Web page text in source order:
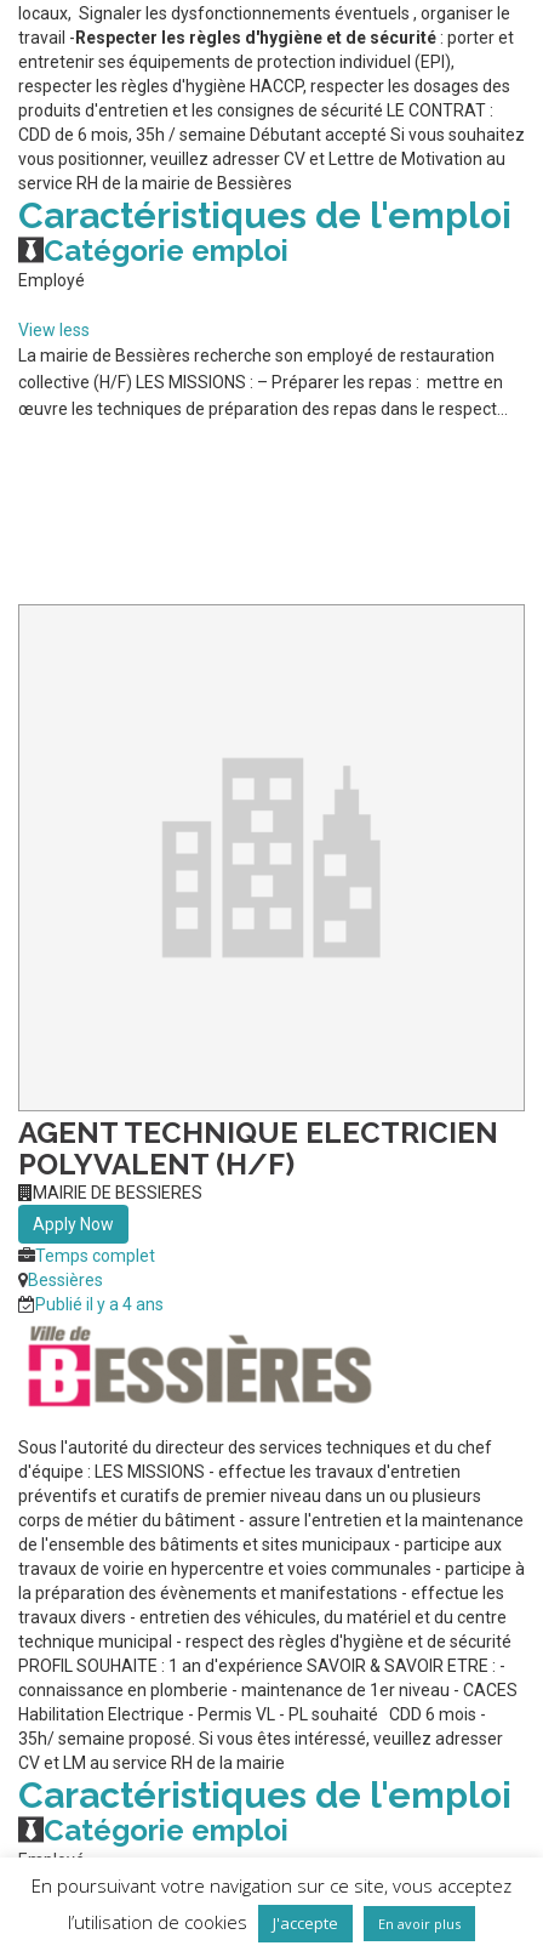
locaux, Signaler les dysfonctionnements éventuels , organiser le
travail - Respecter les règles d'hygiène et de sécurité : porter et
entretenir ses équipements de protection individuel (EPI),
respecter les règles d'hygiène HACCP, respecter les dosages des
produits d'entretien et les consignes de sécurité LE CONTRAT :
CDD de 6 mois, 35h / semaine Débutant accepté Si vous souhaitez
vous positionner, veuillez adresser CV et Lettre de Motivation au
service RH de la mairie de Bessières
Caractéristiques de l'emploi
Catégorie emploi
Employé
View less
La mairie de Bessières recherche son employé de restauration
collective (H/F) LES MISSIONS : – Préparer les repas : mettre en
œuvre les techniques de préparation des repas dans le respect...
AGENT TECHNIQUE ELECTRICIEN
POLYVALENT (H/F)
MAIRIE DE BESSIERES
Apply Now
Temps complet
Bessières
Publié il y a 4 ans
Sous l'autorité du directeur des services techniques et du chef
d'équipe : LES MISSIONS - effectue les travaux d'entretien
préventifs et curatifs de premier niveau dans un ou plusieurs
corps de métier du bâtiment - assure l'entretien et la maintenance
de l'ensemble des bâtiments et sites municipaux - participe aux
travaux de voirie en hypercentre et voies communales - participe à
la préparation des évènements et manifestations - effectue les
travaux divers - entretien des véhicules, du matériel et du centre
technique municipal - respect des règles d'hygiène et de sécurité
PROFIL SOUHAITE : 1 an d'expérience SAVOIR & SAVOIR ETRE : -
connaissance en plomberie - maintenance de 1er niveau - CACES
Habilitation Electrique - Permis VL - PL souhaité CDD 6 mois -
35h/ semaine proposé. Si vous êtes intéressé, veuillez adresser
CV et LM au service RH de la mairie
Caractéristiques de l'emploi
Catégorie emploi
Employé
Sous l’autorité du directeur des services techniques et du chef
En poursuivant votre navigation sur ce site, vous acceptez
l’utilisation de cookies
J'accepte En avoir plus